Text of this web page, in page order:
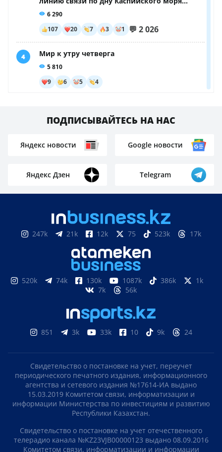
Пилота задержали после рейса, а теперь ему
грозит смертная казнь: что нашли в его сумке
Не спасла: мать и её ребёнок разбились, выпав из
Заменить частный сектор современными
многоэтажками хотят в Петропавловске
Volkswagen отправил первые автомобили в
Казахстан: что привезут уже в августе
ПОДПИСЫВАЙТЕСЬ НА НАС
Яндекс Дзен Telegram
247k 21k 12k 75 523k 17k